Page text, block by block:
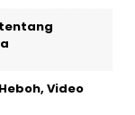
Video